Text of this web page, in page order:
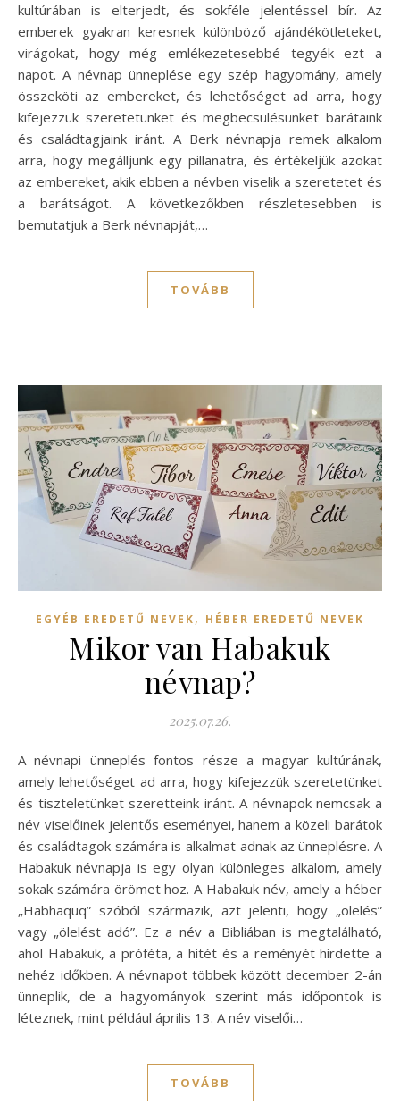
kultúrában is elterjedt, és sokféle jelentéssel bír. Az
emberek gyakran keresnek különböző ajándékötleteket,
virágokat, hogy még emlékezetesebbé tegyék ezt a
napot. A névnap ünneplése egy szép hagyomány, amely
összeköti az embereket, és lehetőséget ad arra, hogy
kifejezzük szeretetünket és megbecsülésünket barátaink
és családtagjaink iránt. A Berk névnapja remek alkalom
arra, hogy megálljunk egy pillanatra, és értékeljük azokat
az embereket, akik ebben a névben viselik a szeretetet és
a barátságot. A következőkben részletesebben is
bemutatjuk a Berk névnapját,…
TOVÁBB
EGYÉB EREDETŰ NEVEK, HÉBER EREDETŰ NEVEK
Mikor van Habakuk
névnap?
2025.07.26.
A névnapi ünneplés fontos része a magyar kultúrának,
amely lehetőséget ad arra, hogy kifejezzük szeretetünket
és tiszteletünket szeretteink iránt. A névnapok nemcsak a
név viselőinek jelentős eseményei, hanem a közeli barátok
és családtagok számára is alkalmat adnak az ünneplésre. A
Habakuk névnapja is egy olyan különleges alkalom, amely
sokak számára örömet hoz. A Habakuk név, amely a héber
„Habhaquq” szóból származik, azt jelenti, hogy „ölelés”
vagy „ölelést adó”. Ez a név a Bibliában is megtalálható,
ahol Habakuk, a próféta, a hitét és a reményét hirdette a
nehéz időkben. A névnapot többek között december 2-án
ünneplik, de a hagyományok szerint más időpontok is
léteznek, mint például április 13. A név viselői…
TOVÁBB